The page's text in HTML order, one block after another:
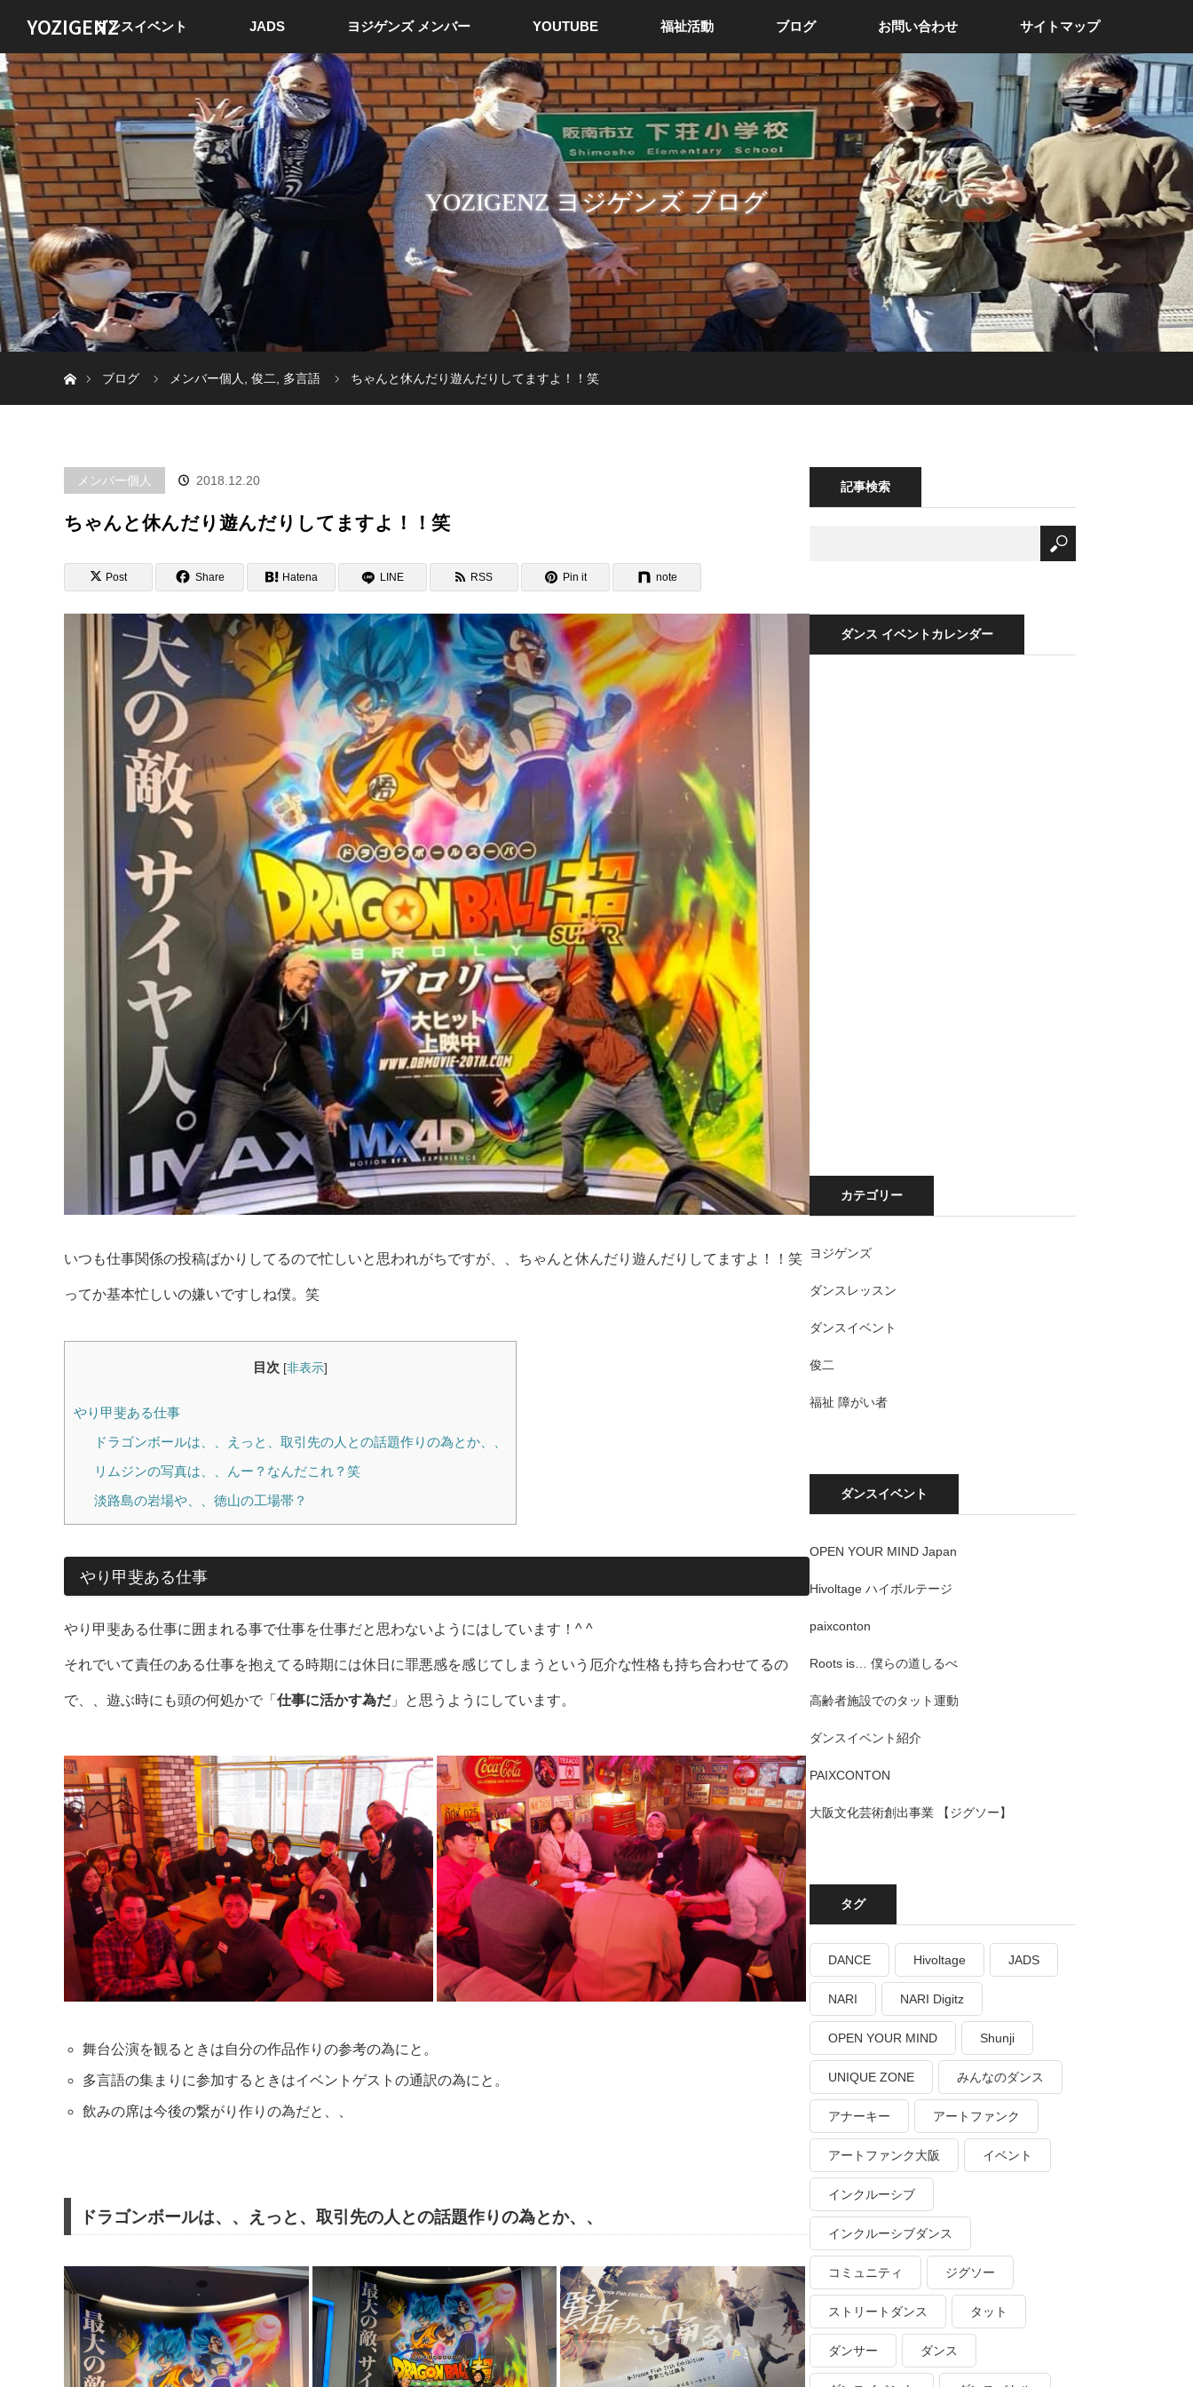
YOZIGENZダンスイベント JADS ヨジゲンズ メンバー YOUTUBE 福祉活動 ブログ お問い合わせ サイトマップ
YOZIGENZ ヨジゲンズ ブログ
ブログ
メンバー個人 俊二 多言語 ちゃんと休んだり遊んだりしてますよ！！笑
メンバー個人 2018.12.20
ちゃんと休んだり遊んだりしてますよ！！笑
Post Share Hatena LINE RSS Pin it note
いつも仕事関係の投稿ばかりしてるので忙しいと思われがちですが、、ちゃんと休んだり遊んだりしてますよ！！笑
ってか基本忙しいの嫌いですしね僕。笑
目次 [非表示]
やり甲斐ある仕事
ドラゴンボールは、、えっと、取引先の人との話題作りの為とか、、
リムジンの写真は、、んー？なんだこれ？笑
淡路島の岩場や、、徳山の工場帯？
やり甲斐ある仕事
やり甲斐ある仕事に囲まれる事で仕事を仕事だと思わないようにはしています！^ ^
それでいて責任のある仕事を抱えてる時期には休日に罪悪感を感じてしまうという厄介な性格も持ち合わせてるの
で、、遊ぶ時にも頭の何処かで「 仕事に活かす為だ」と思うようにしています。
舞台公演を観るときは自分の作品作りの参考の為にと。
多言語の集まりに参加するときはイベントゲストの通訳の為にと。
飲みの席は今後の繋がり作りの為だと、、
ドラゴンボールは、、えっと、取引先の人との話題作りの為とか、、
記事検索
ダンス イベントカレンダー
カテゴリー
ヨジゲンズ
ダンスレッスン
ダンスイベント
俊二
福祉 障がい者
ダンスイベント
OPEN YOUR MIND Japan
Hivoltage ハイボルテージ
paixconton
Roots is… 僕らの道しるべ
高齢者施設でのタット運動
ダンスイベント紹介
PAIXCONTON
大阪文化芸術創出事業 【ジグソー】
タグ
DANCE Hivoltage JADS
NARI NARI Digitz
OPEN YOUR MIND Shunji
UNIQUE ZONE みんなのダンス
アナーキー アートファンク
アートファンク大阪 イベント
インクルーシブ
インクルーシブダンス
コミュニティ ジグソー
ストリートダンス タット
ダンサー ダンス